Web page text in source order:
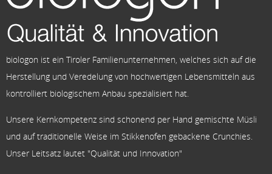
biologon ist ein Tiroler Familienunternehmen, welches sich auf die
Herstellung und Veredelung von hochwertigen Lebensmitteln aus
kontrolliert biologischem Anbau spezialisiert hat.
Unsere Kernkompetenz sind schonend per Hand gemischte Müsli
und auf traditionelle Weise im Stikkenofen gebackene Crunchies.
Unser Leitsatz lautet "Qualität und Innovation"